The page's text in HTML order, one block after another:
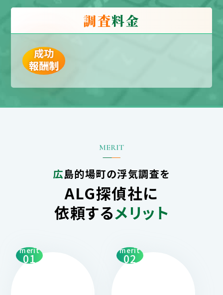
調査料金
成功
報酬制
広島的場町の浮気調査を
ALG探偵社に
依頼するメリット
merit
01
merit
02